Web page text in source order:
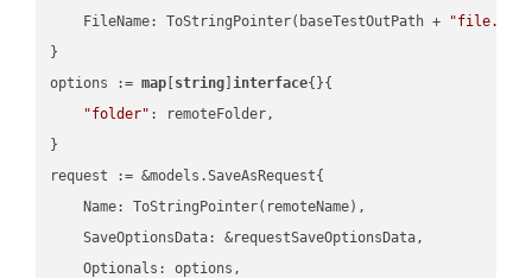
    FileName: ToStringPointer(baseTestOutPath +
}
options := map string ]interface{}{
"folder" : remoteFolder,
}
request := &models.SaveAsRequest{
    Name: ToStringPointer(remoteName),
    SaveOptionsData: &requestSaveOptionsData,
    Optionals: options,